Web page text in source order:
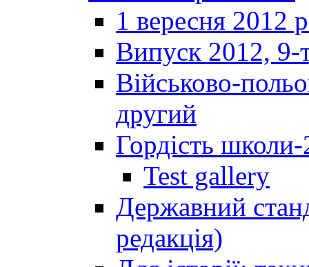
1 вересня 2012
Випуск 2012, 9-
Військово-
другий
Гордість
Test gallery
Державний
редакція)